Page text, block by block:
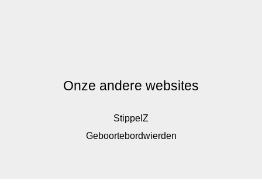
Onze andere websites
StippelZ
Geboortebordwierden